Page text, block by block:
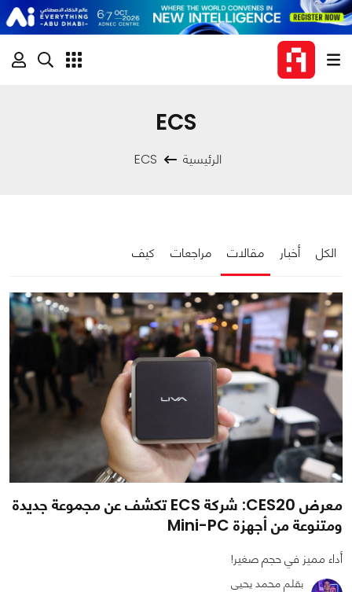
ECS
الرئيسية ECS
الكل أخبار مقالات مراجعات كيف
معرض CES20: شركة ECS تكشف عن مجموعة جديدة
ومتنوعة من أجهزة Mini-PC
أداء مميز في حجم صغير!
بقلم محمد يحيى